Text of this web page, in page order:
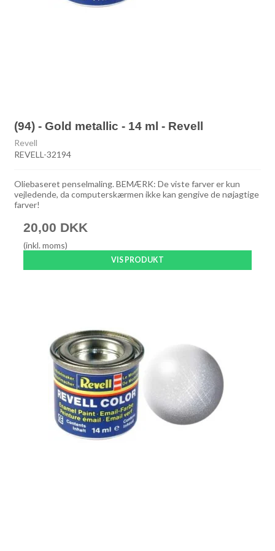
(94) - Gold metallic - 14 ml - Revell
Revell
REVELL-32194
Oliebaseret penselmaling. BEMÆRK: De viste farver er kun
vejledende, da computerskærmen ikke kan gengive de nøjagtige
farver!
20,00 DKK
(inkl. moms)
VIS PRODUKT